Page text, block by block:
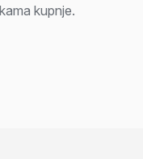
kupnje.